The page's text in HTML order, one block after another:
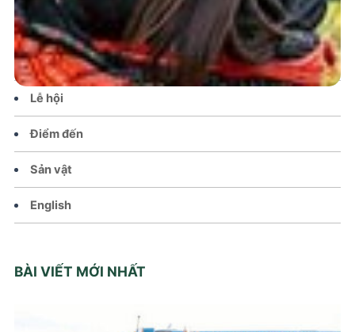
Chính sách
Văn hoá – Đời sống
Lễ hội
Điểm đến
Sản vật
English
BÀI VIẾT MỚI NHẤT